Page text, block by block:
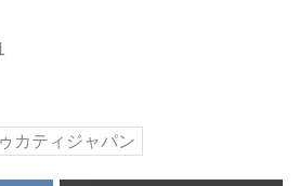
カティジャパン